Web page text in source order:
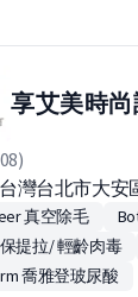
享艾美時尚
灣台北市大安
真空除毛
提拉/ 輕齡肉毒
喬雅登玻尿酸